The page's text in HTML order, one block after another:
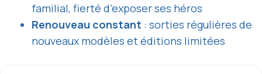
familial, fierté d’exposer ses héros
Renouveau constant : sorties régulières de
nouveaux modèles et éditions limitées